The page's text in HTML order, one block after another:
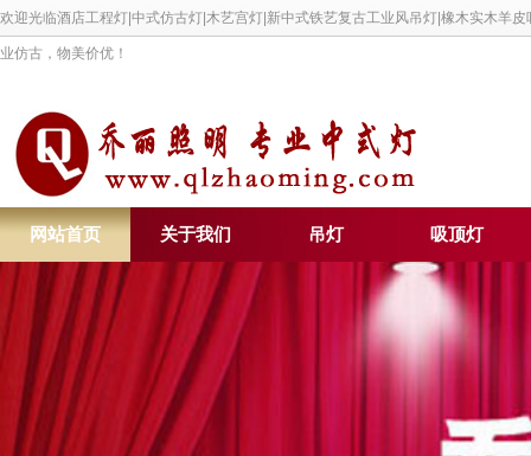
欢迎光临酒店工程灯|中式仿古灯|木艺宫灯|新中式铁艺复古工业风吊灯|橡木实木羊
业仿古，物美价优！
网站首页 关于我们 吊灯 吸顶灯